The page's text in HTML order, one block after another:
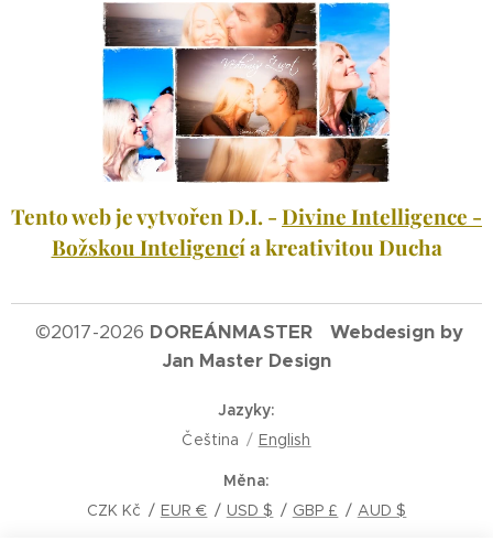
Tento web je vytvořen D.I. -Divine Intelligence -
Božskou Inteligencí a kreativitou Ducha
©2017-2026 DOREÁNMASTER Webdesign by
Jan Master Design
Jazyky
Čeština
English
Měna
CZK Kč
EUR € USD $ GBP £ AUD $